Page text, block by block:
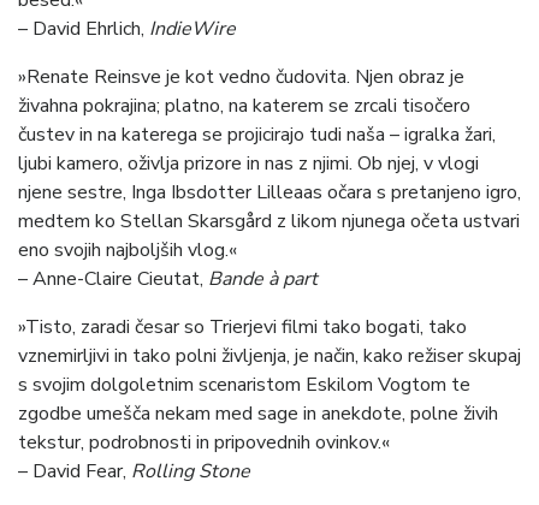
– David Ehrlich, IndieWire
»Renate Reinsve je kot vedno čudovita. Njen obraz je
živahna pokrajina; platno, na katerem se zrcali tisočero
čustev in na katerega se projicirajo tudi naša – igralka žari,
ljubi kamero, oživlja prizore in nas z njimi. Ob njej, v vlogi
njene sestre, Inga Ibsdotter Lilleaas očara s pretanjeno igro,
medtem ko Stellan Skarsgård z likom njunega očeta ustvari
eno svojih najboljših vlog.«
–Anne-Claire Cieutat, Bande à part
»Tisto, zaradi česar so Trierjevi filmi tako bogati, tako
vznemirljivi in tako polni življenja, je način, kako režiser skupaj
s svojim dolgoletnim scenaristom Eskilom Vogtom te
zgodbe umešča nekam med sage in anekdote, polne živih
tekstur, podrobnosti in pripovednih ovinkov.«
– David Fear, Rolling Stone